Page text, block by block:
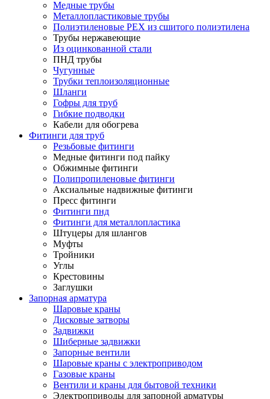
Медные трубы
Металлопластиковые трубы
Полиэтиленовые PEX из сшитого полиэтилена
Трубы нержавеющие
Из оцинкованной стали
ПНД трубы
Чугунные
Трубки теплоизоляционные
Шланги
Гофры для труб
Гибкие подводки
Кабели для обогрева
Фитинги для труб
Резьбовые фитинги
Медные фитинги под пайку
Обжимные фитинги
Полипропиленовые фитинги
Аксиальные надвижные фитинги
Пресс фитинги
Фитинги пнд
Фитинги для металлопластика
Штуцеры для шлангов
Муфты
Тройники
Углы
Крестовины
Заглушки
Запорная арматура
Шаровые краны
Дисковые затворы
Задвижки
Шиберные задвижки
Запорные вентили
Шаровые краны с электроприводом
Газовые краны
Вентили и краны для бытовой техники
Электроприводы для запорной арматуры